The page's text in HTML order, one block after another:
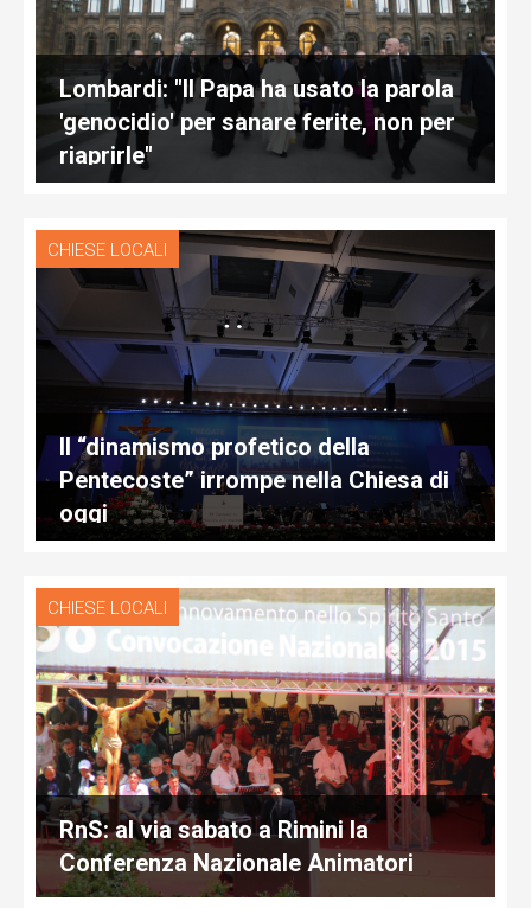
Lombardi: "Il Papa ha usato la parola
'genocidio' per sanare ferite, non per
riaprirle"
CHIESE LOCALI
Il “dinamismo profetico della
Pentecoste” irrompe nella Chiesa di
oggi
CHIESE LOCALI
RnS: al via sabato a Rimini la
Conferenza Nazionale Animatori